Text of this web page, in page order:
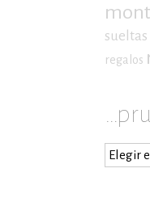
sueltas
regalos
…